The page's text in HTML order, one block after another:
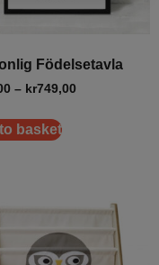
Födelsetavla
– kr749,00
basket